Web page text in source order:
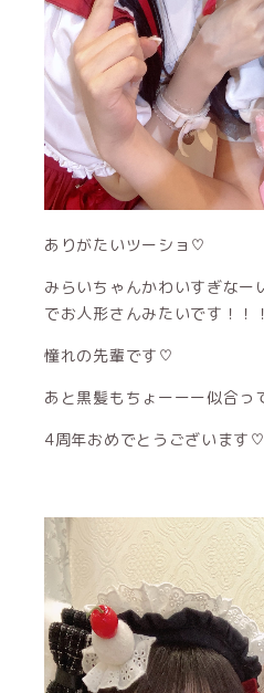
ありがたいツーショ♡
みらいちゃんかわいすぎなー
でお人形さんみたいです！！！
憧れの先輩です♡
あと黒髪もちょーーー似合っ
4周年おめでとうございます♡